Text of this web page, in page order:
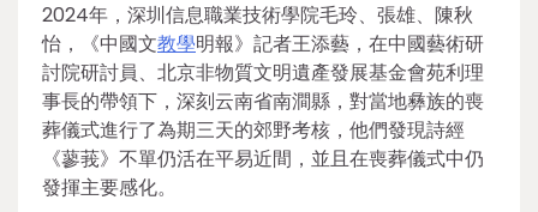
2024年，深圳信息職業技術學院毛玲、張雄、陳秋
怡，《中國文教學明報》記者王添藝，在中國藝術研
討院研討員、北京非物質文明遺產發展基金會苑利理
事長的帶領下，深刻云南省南澗縣，對當地彝族的喪
葬儀式進行了為期三天的郊野考核，他們發現詩經
《蓼莪》不單仍活在平易近間，並且在喪葬儀式中仍
發揮主要感化。